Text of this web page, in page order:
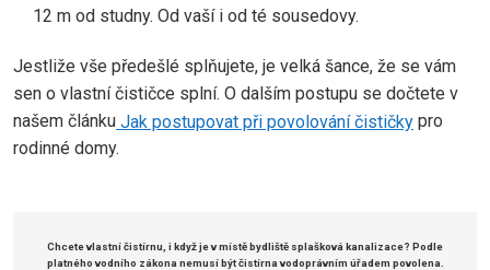
12 m od studny. Od vaší i od té sousedovy.
Jestliže vše předešlé splňujete, je velká šance, že se vám
sen o vlastní čističce splní. O dalším postupu se dočtete v
našem článku Jak postupovat při povolování čističky pro
rodinné domy.
Chcete vlastní čistírnu, i když je v místě bydliště splašková kanalizace? Podle
platného vodního zákona nemusí být čistírna vodoprávním úřadem povolena.